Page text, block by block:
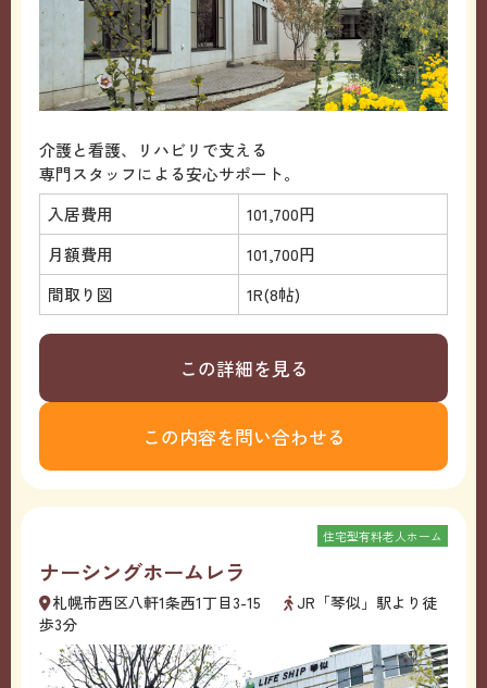
介護と看護、リハビリで支える
専門スタッフによる安心サポート。
入居費用
101,700円
月額費用
101,700円
間取り図
1R(8帖)
この詳細を見る
この内容を問い合わせる
ナーシングホームレラ
住宅型有料老人ホーム
札幌市西区八軒1条西1丁目3-15
JR「琴似」駅より徒
歩3分